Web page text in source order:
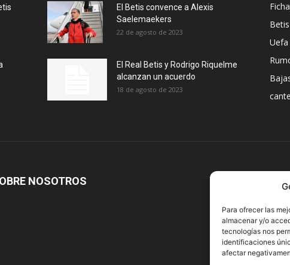
Para ofrecer las
almacenar y/o
tecnologías nos
identificaciones
afectar
El Betis convence a Alexis
Saelemaekers
22 de agosto de 2023
El Real Betis y Rodrigo Riquelme
alcanzan un acuerdo
18 de agosto de 2023
Uefa
NOSOTROS